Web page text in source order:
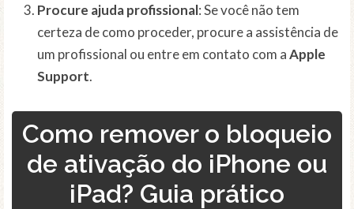
Procure ajuda profissional: Se você não tem
certeza de como proceder, procure a assistência de
um profissional ou entre em contato com aApple
Support.
Como remover o bloqueio
de ativação do iPhone ou
iPad? Guia prático